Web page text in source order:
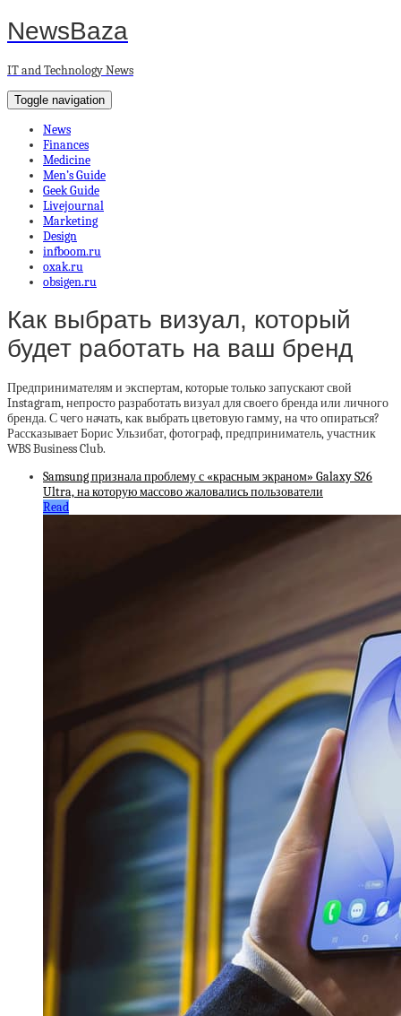
NewsBaza
IT and Technology News
Toggle navigation
News
Finances
Medicine
Men’s Guide
Geek Guide
Livejournal
Marketing
Design
infboom.ru
oxak.ru
obsigen.ru
Как выбрать визуал, который
будет работать на ваш бренд
Предпринимателям и экспертам, которые только запускают свой
Instagram, непросто разработать визуал для своего бренда или личного
бренда. С чего начать, как выбрать цветовую гамму, на что опираться?
Рассказывает Борис Ульзибат, фотограф, предприниматель, участник
WBS Business Club.
Samsung признала проблему с «красным экраном» Galaxy S26
Ultra, на которую массово жаловались пользователи
Read